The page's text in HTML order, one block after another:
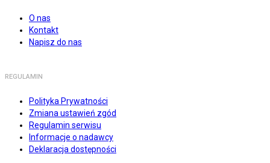
O nas
Kontakt
Napisz do nas
REGULAMIN
Polityka Prywatności
Zmiana ustawień zgód
Regulamin serwisu
Informacje o nadawcy
Deklaracja dostępności